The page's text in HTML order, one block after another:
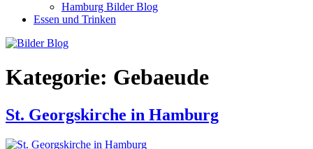
Hamburg Bilder Blog
Essen und Trinken
Kategorie: Gebaeude
St. Georgskirche in Hamburg